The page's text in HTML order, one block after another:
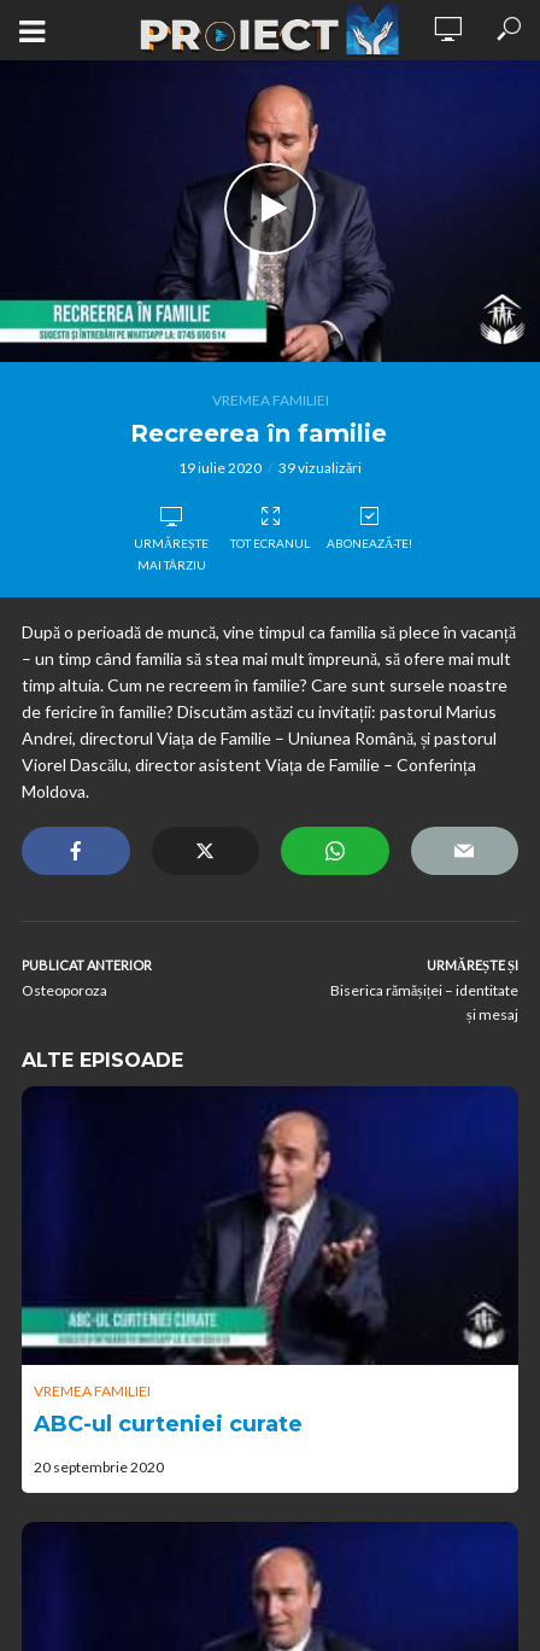
VREMEA FAMILIEI
Recreerea în familie
19 iulie 2020 39 vizualizări
URMĂREȘTE
MAI TÂRZIU
TOT ECRANUL ABONEAZĂ-TE!
După o perioadă de muncă, vine timpul ca familia să plece în vacanță
– un timp când familia să stea mai mult împreună, să ofere mai mult
timp altuia. Cum ne recreem în familie? Care sunt sursele noastre
de fericire în familie? Discutăm astăzi cu invitații: pastorul Marius
Andrei, directorul Viața de Familie – Uniunea Română, și pastorul
Viorel Dascălu, director asistent Viața de Familie – Conferința
Moldova.
PUBLICAT ANTERIOR
Osteoporoza
URMĂREȘTE ȘI
Biserica rămășiței – identitate
și mesaj
ALTE EPISOADE
VREMEA FAMILIEI
ABC-ul curteniei curate
20 septembrie 2020